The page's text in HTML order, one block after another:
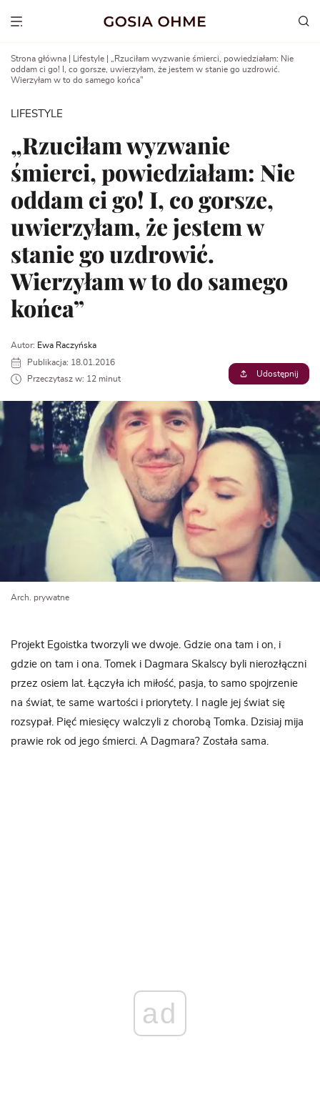
Show menu
Strona główna Lifestyle
„Rzuciłam wyzwanie śmierci, powiedziałam: Nie
oddam ci go! I, co gorsze, uwierzyłam, że jestem w stanie go uzdrowić.
Wierzyłam w to do samego końca”
LIFESTYLE
„Rzuciłam wyzwanie
śmierci, powiedziałam: Nie
oddam ci go! I, co gorsze,
uwierzyłam, że jestem w
stanie go uzdrowić.
Wierzyłam w to do samego
końca”
Autor: Ewa Raczyńska
Publikacja: 18.01.2016
Przeczytasz w: 12 minut
Udostępnij
Arch. prywatne
Projekt Egoistka tworzyli we dwoje. Gdzie ona tam i on, i
gdzie on tam i ona. Tomek i Dagmara Skalscy byli nierozłączni
przez osiem lat. Łączyła ich miłość, pasja, to samo spojrzenie
na świat, te same wartości i priorytety. I nagle jej świat się
rozsypał. Pięć miesięcy walczyli z chorobą Tomka. Dzisiaj mija
prawie rok od jego śmierci. A Dagmara? Została sama.
ad